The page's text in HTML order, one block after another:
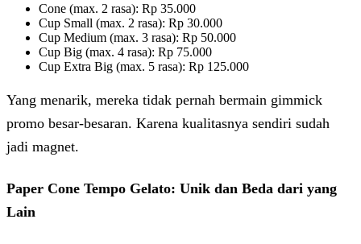
Cone (max. 2 rasa): Rp 35.000
Cup Small (max. 2 rasa): Rp 30.000
Cup Medium (max. 3 rasa): Rp 50.000
Cup Big (max. 4 rasa): Rp 75.000
Cup Extra Big (max. 5 rasa): Rp 125.000
Yang menarik, mereka tidak pernah bermain gimmick
promo besar-besaran. Karena kualitasnya sendiri sudah
jadi magnet.
Paper Cone Tempo Gelato: Unik dan Beda dari yang
Lain